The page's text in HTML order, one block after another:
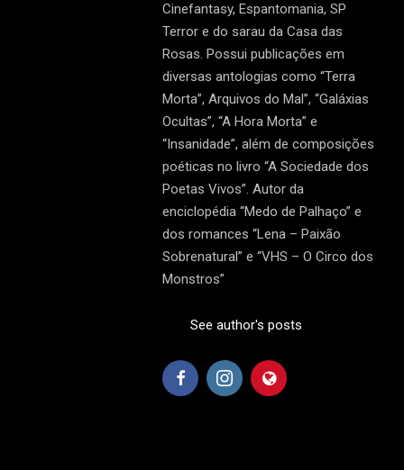
Cinefantasy, Espantomania, SP
Terror e do sarau da Casa das
Rosas. Possui publicações em
diversas antologias como “Terra
Morta”, Arquivos do Mal”, “Galáxias
Ocultas”, “A Hora Morta” e
“Insanidade”, além de composições
poéticas no livro “A Sociedade dos
Poetas Vivos”. Autor da
enciclopédia “Medo de Palhaço” e
dos romances “Lena – Paixão
Sobrenatural” e “VHS – O Circo dos
Monstros”
See author's posts